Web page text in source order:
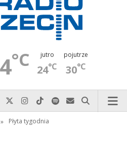
°C jutro
24°C
pojutrze
30°C
po prostu do nas zadzwoń
Odwiedź nas na Facebook-u
Odwiedź nas na X
Odwiedź nas na Instagram-ie
Odwiedź nas na TikTok-u
Szukaj nas na Spotify
Wyślij do nas
Szukaj
» Płyta tygodnia